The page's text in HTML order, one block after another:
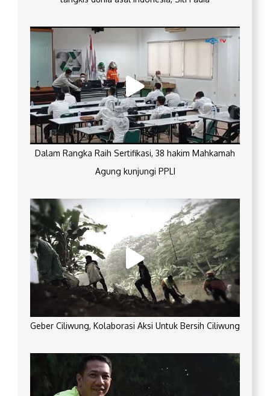
Dalam Rangka Raih Sertifikasi, 38 hakim Mahkamah
Agung kunjungi PPLI
Geber Ciliwung, Kolaborasi Aksi Untuk Bersih Ciliwung